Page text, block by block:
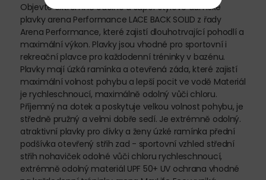
Objevte extrémně odolné a super stylové dámské
plavky arena Performance LACE BACK SOLID z řady
Arena Performance, které zajistí dlouhotrvající pohodlí a
maximální výkon. Plavky jsou vhodné pro sportovní i
rekreační plavce pro každodenní tréninky v bazénu.
Plavky mají úzká ramínka a otevřená záda, které zajistí
maximální volnost pohybu a lepší pocit ve vodě Materiál
je rychleschnoucí, maximálně odolný vůči chloru.
Příjemný na dotek a poskytuje velkou volnost pohybu, je
středně pružný a velmi dobře sedí. Je extrémně odolný.
atraktivní plavky pro dívky a ženy úzké ramínka přední
podšívka otevřený střih zad - sportovní vzhled střední
střih nohaviček odolné vůči chloru rychleschnoucí,
extrémně odolný materiál UPF 50+ UV ochrana vhodné